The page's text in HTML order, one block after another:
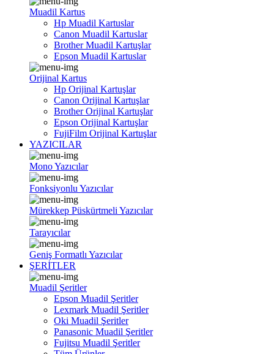
Muadil Kartus
Hp Muadil Kartuslar
Canon Muadil Kartuslar
Brother Muadil Kartuşlar
Epson Muadil Kartuslar
Orijinal Kartus
Hp Orijinal Kartuşlar
Canon Orijinal Kartuşlar
Brother Orijinal Kartuşlar
Epson Orijinal Kartuşlar
FujiFilm Orijinal Kartuşlar
YAZICILAR
Mono Yazıcılar
Fonksiyonlu Yazıcılar
Mürekkep Püskürtmeli Yazıcılar
Tarayıcılar
Geniş Formatlı Yazıcılar
ŞERİTLER
Muadil Şeritler
Epson Muadil Şeritler
Lexmark Muadil Şeritler
Oki Muadil Şeritler
Panasonic Muadil Şeritler
Fujitsu Muadil Şeritler